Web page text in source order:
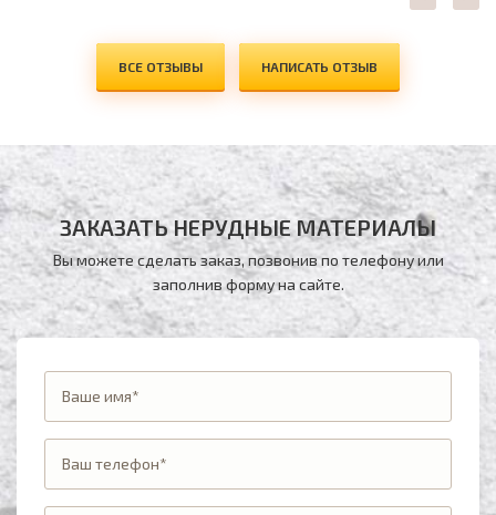
ВСЕ ОТЗЫВЫ НАПИСАТЬ ОТЗЫВ
ЗАКАЗАТЬ НЕРУДНЫЕ МАТЕРИАЛЫ
Вы можете сделать заказ, позвонив по телефонуили
заполнив форму на сайте.